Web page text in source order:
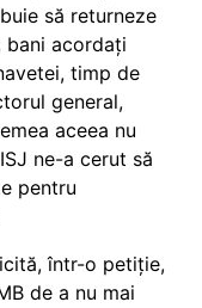
să returneze
bani acordați
timp de
general,
aceea nu
ne-a cerut să
pentru
într-o petiție,
de a nu mai